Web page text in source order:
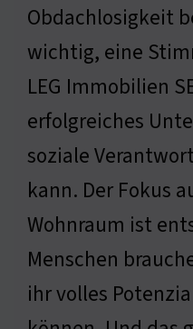
Obdachlosigkeit
wichtig, eine
LEG Immobilien
erfolgreiches
soziale
kann. Der Fokus
Wohnraum ist
Menschen
ihr volles